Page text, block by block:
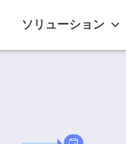
ソリューション